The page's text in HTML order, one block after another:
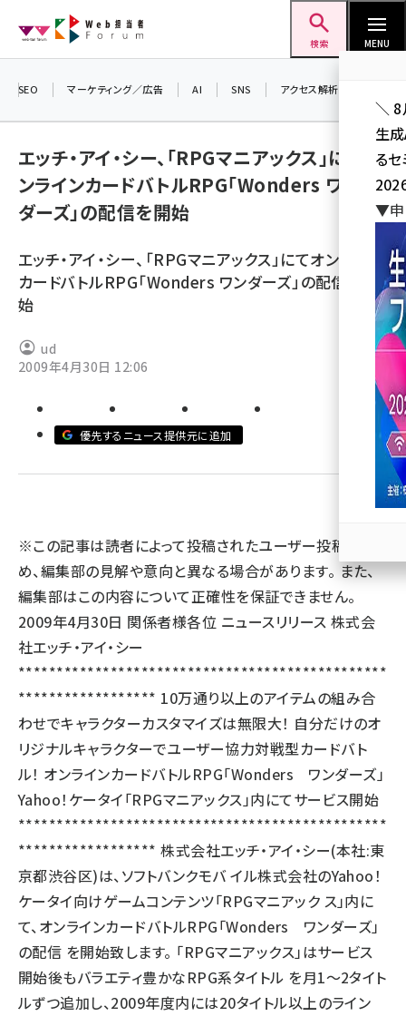
ン
検索 MENU
seo (3538)
youtube (2444)
z世代 (1629)
meo (1281)
llmo (1167)
SEO マーケティング／広告 AI SNS アクセス解析／データ分析
エッチ・アイ・シー、「RPGマニアックス」にてオ
ンラインカードバトルRPG「Wonders ワン
ダーズ」の配信を開始
エッチ・アイ・シー、「RPGマニアックス」にてオンライン
カードバトルRPG「Wonders ワンダーズ」の配信を開
始
ud
2009年4月30日 12:06
優先するニュース提供元に追加
※この記事は読者によって投稿されたユーザー投稿のた
め、編集部の見解や意向と異なる場合があります。 また、
編集部はこの内容について正確性を保証できません。
2009年4月30日 関係者様各位 ニュースリリース 株式会
社エッチ・アイ・シー
************************************************
****************** 10万通り以上のアイテムの組み合
わせでキャラクターカスタマイズは無限大！ 自分だけのオ
リジナルキャラクターでユーザー協力対戦型カードバト
ル！ オンラインカードバトルRPG「Wonders ワンダーズ」
Yahoo！ケータイ「RPGマニアックス」内にてサービス開始
************************************************
****************** 株式会社エッチ・アイ・シー(本社:東
京都渋谷区)は、ソフトバンクモバ イル株式会社のYahoo！
ケータイ向けゲームコンテンツ「RPGマニアック ス」内に
て、オンラインカードバトルRPG「Wonders ワンダーズ」
の配信 を開始致します。 「RPGマニアックス」はサービス
開始後もバラエティ豊かなRPG系タイトル を月1～2タイト
ルずつ追加し、2009年度内には20タイトル以上のライン
＼ 8
生
る
▼申